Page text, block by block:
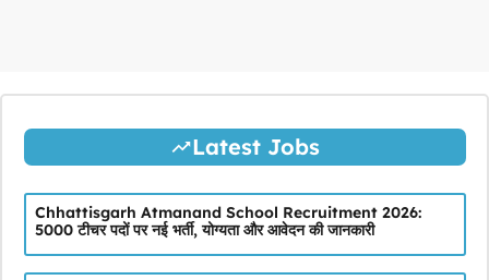
Latest Jobs
Chhattisgarh Atmanand School Recruitment 2026:
5000 टीचर पदों पर नई भर्ती, योग्यता और आवेदन की जानकारी